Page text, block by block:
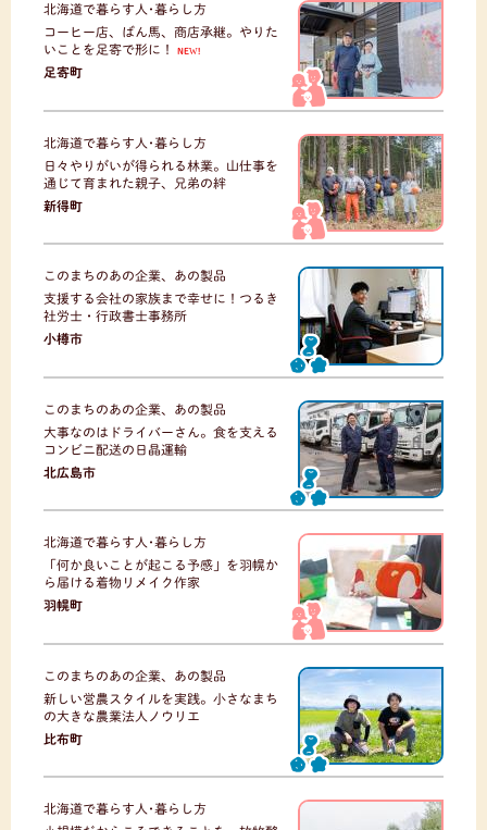
北海道で暮らす人･暮らし方
コーヒー店、ばん馬、商店承継。やりた
いことを足寄で形に！
NEW!
足寄町
北海道で暮らす人･暮らし方
日々やりがいが得られる林業。山仕事を
通じて育まれた親子、兄弟の絆
新得町
このまちのあの企業、あの製品
支援する会社の家族まで幸せに！つるき
社労士・行政書士事務所
小樽市
このまちのあの企業、あの製品
大事なのはドライバーさん。食を支える
コンビニ配送の日晶運輸
北広島市
北海道で暮らす人･暮らし方
「何か良いことが起こる予感」を羽幌か
ら届ける着物リメイク作家
羽幌町
このまちのあの企業、あの製品
新しい営農スタイルを実践。小さなまち
の大きな農業法人ノウリエ
比布町
北海道で暮らす人･暮らし方